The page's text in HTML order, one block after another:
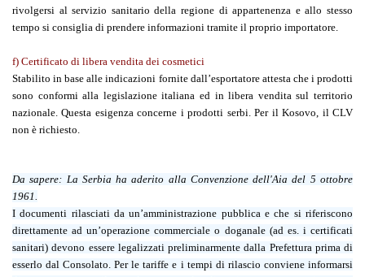
rivolgersi al servizio sanitario della regione di appartenenza e allo stesso
tempo si consiglia di prendere informazioni tramite il proprio importatore.
f) Certificato di libera vendita dei cosmetici
Stabilito in base alle indicazioni fornite dall’esportatore attesta che i prodotti
sono conformi alla legislazione italiana ed in libera vendita sul territorio
nazionale. Questa esigenza concerne i prodotti serbi. Per il Kosovo, il CLV
non è richiesto.
Da sapere: La Serbia ha aderito alla Convenzione dell'Aia del 5 ottobre
1961.
I documenti rilasciati da un’amministrazione pubblica e che si riferiscono
direttamente ad un’operazione commerciale o doganale (ad es. i certificati
sanitari) devono essere legalizzati preliminarmente dalla Prefettura prima di
esserlo dal Consolato. Per le tariffe e i tempi di rilascio conviene informarsi